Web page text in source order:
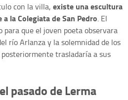
con la villa, existe una escultura
la Colegiata de San Pedro. El
que el joven poeta observara
río Arlanza y la solemnidad de los
trasladaría a sus
pasado de Lerma